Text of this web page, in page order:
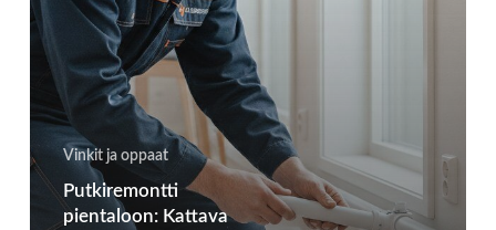
Vinkit ja oppaat
Putkiremontti
pientaloon: Kattava